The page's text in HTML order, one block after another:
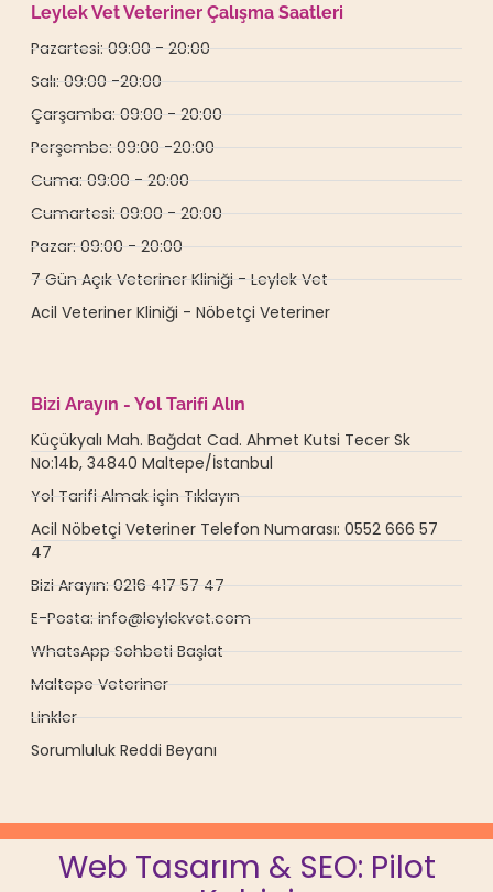
Leylek Vet Veteriner Çalışma Saatleri
Pazartesi: 09:00 - 20:00
Salı: 09:00 -20:00
Çarşamba: 09:00 - 20:00
Perşembe: 09:00 -20:00
Cuma: 09:00 - 20:00
Cumartesi: 09:00 - 20:00
Pazar: 09:00 - 20:00
7 Gün Açık Veteriner Kliniği - Leylek Vet
Acil Veteriner Kliniği - Nöbetçi Veteriner
Bizi Arayın - Yol Tarifi Alın
Küçükyalı Mah. Bağdat Cad. Ahmet Kutsi Tecer Sk
No:14b, 34840 Maltepe/İstanbul
Yol Tarifi Almak için Tıklayın
Acil Nöbetçi Veteriner Telefon Numarası: 0552 666 57
47
Bizi Arayın: 0216 417 57 47
E-Posta: info@leylekvet.com
WhatsApp Sohbeti Başlat
Maltepe Veteriner
Linkler
Sorumluluk Reddi Beyanı
Web Tasarım & SEO: Pilot